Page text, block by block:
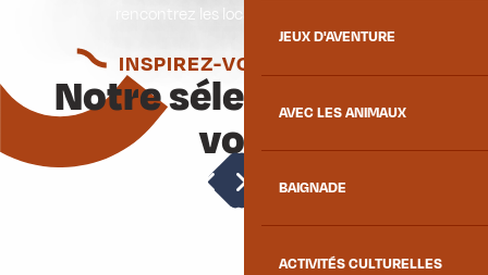
JEUX D'AVENTURE
AVEC LES ANIMAUX
BAIGNADE
ACTIVITÉS CULTURELLES
rencontrez les locaux mauriennais !
INSPIREZ-VOUS ENCORE
Notre sélection pour
vous